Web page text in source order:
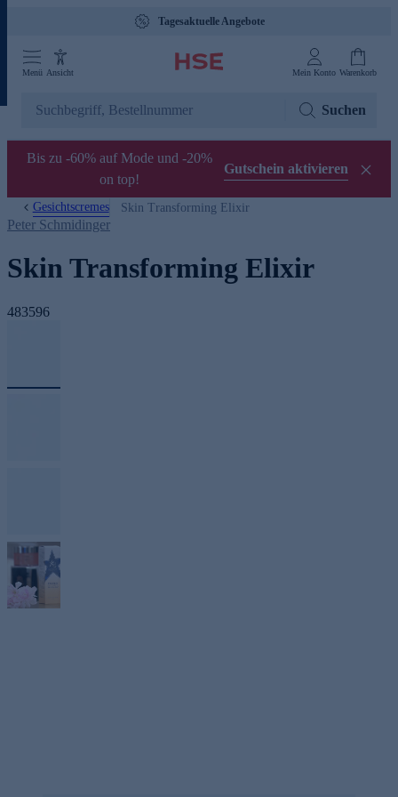
Tagesaktuelle Angebote
Menü Ansicht Mein Konto Warenkorb
Suchen
Bis zu -60% auf Mode und -20%
on top!
Gutschein aktivieren
Gesichtscremes Skin Transforming Elixir
Peter Schmidinger
Skin Transforming Elixir
483596